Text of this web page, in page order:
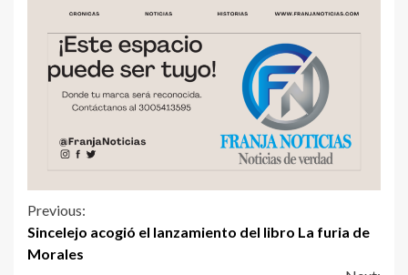
Previous:
Sincelejo acogió el lanzamiento del libro La furia de
Morales